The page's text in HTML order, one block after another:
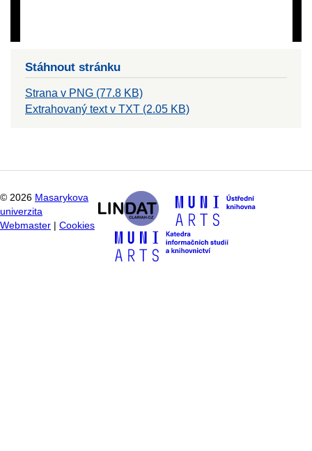
Stáhnout stránku
Strana v PNG (77.8 KB)
Extrahovaný text v TXT (2.05 KB)
© 2026 Masarykova
univerzita
Webmaster
Cookies